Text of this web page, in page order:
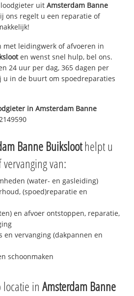
loodgieter uitAmsterdam Banne
ons regelt u een reparatie of
met leidingwerk of afvoeren in
en wenst snel hulp, bel ons.
24 uur per dag, 365 dagen per
u in de buurt om spoedreparaties
inAmsterdam Banne
Banne Buiksloothelpt u
van:
(water- en gasleiding)
(spoed)reparatie en
en afvoer ontstoppen, reparatie,
en vervanging (dakpannen en
schoonmaken
locatie inAmsterdam Banne